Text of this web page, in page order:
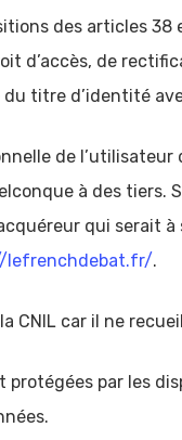
des articles
d’accès, de
du titre d’identité
de l’utilisateur
à des tiers.
qui serait
lefrenchdebat.fr/.
CNIL car il ne
protégées par les